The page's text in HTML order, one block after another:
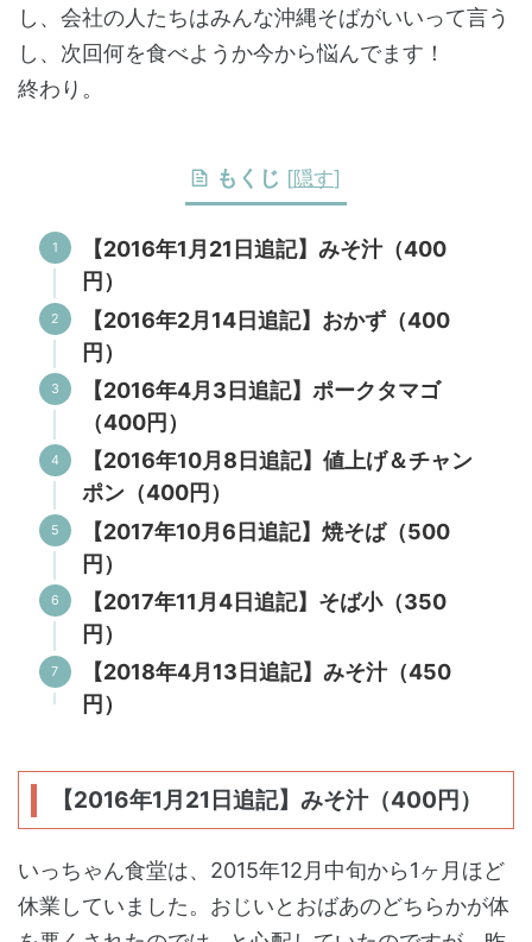
し、会社の人たちはみんな沖縄そばがいいって言う
し、次回何を食べようか今から悩んでます！
終わり。
もくじ [隠す]
【2016年1月21日追記】みそ汁（400
円）
【2016年2月14日追記】おかず（400
円）
【2016年4月3日追記】ポークタマゴ
（400円）
【2016年10月8日追記】値上げ＆チャン
ポン（400円）
【2017年10月6日追記】焼そば（500
円）
【2017年11月4日追記】そば小（350
円）
【2018年4月13日追記】みそ汁（450
円）
【2016年1月21日追記】みそ汁（400円）
いっちゃん食堂は、2015年12月中旬から1ヶ月ほど
休業していました。おじいとおばあのどちらかが体